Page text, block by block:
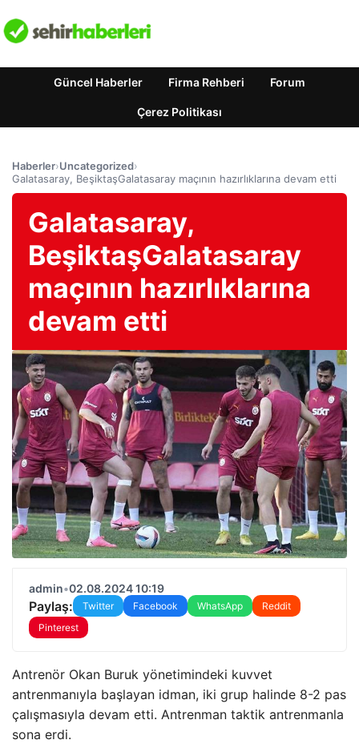
Güncel Haberler Firma Rehberi Forum
Çerez Politikası
Haberler›Uncategorized›
Galatasaray, BeşiktaşGalatasaray maçının hazırlıklarına devam etti
Galatasaray,
BeşiktaşGalatasaray
maçının hazırlıklarına
devam etti
admin•02.08.2024 10:19
Paylaş: Twitter Facebook WhatsApp
Reddit
Pinterest
Antrenör Okan Buruk yönetimindeki kuvvet
antrenmanıyla başlayan idman, iki grup halinde 8-2 pas
çalışmasıyla devam etti. Antrenman taktik antrenmanla
sona erdi.